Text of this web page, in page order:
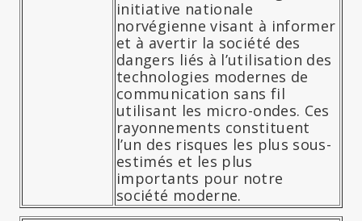
initiative nationale
norvégienne visant à informer
et à avertir la société des
dangers liés à l’utilisation des
technologies modernes de
communication sans fil
utilisant les micro-ondes. Ces
rayonnements constituent
l’un des risques les plus sous-
estimés et les plus
importants pour notre
société moderne.